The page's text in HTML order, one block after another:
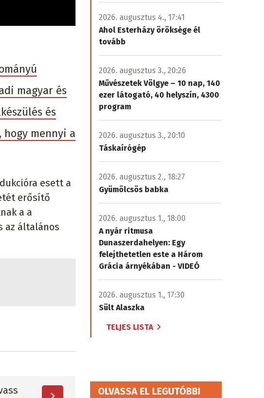
magyar és
és
mennyi a
esett a
erősítő
a a
az általános
2026. augusztus 4., 17:41
Ahol Esterházy öröksége él
tovább
2026. augusztus 3., 20:26
Művészetek Völgye – 10 nap, 140
ezer látogató, 40 helyszín, 4300
program
2026. augusztus 3., 20:10
Táskaírógép
2026. augusztus 2., 18:27
Gyümölcsös babka
2026. augusztus 1., 18:00
A nyár ritmusa
Dunaszerdahelyen: Egy
felejthetetlen este a Három
Grácia árnyékában - VIDEÓ
2026. augusztus 1., 17:30
Sült Alaszka
TELJES LISTA
OLVASSA EL LEGUTÓBBI